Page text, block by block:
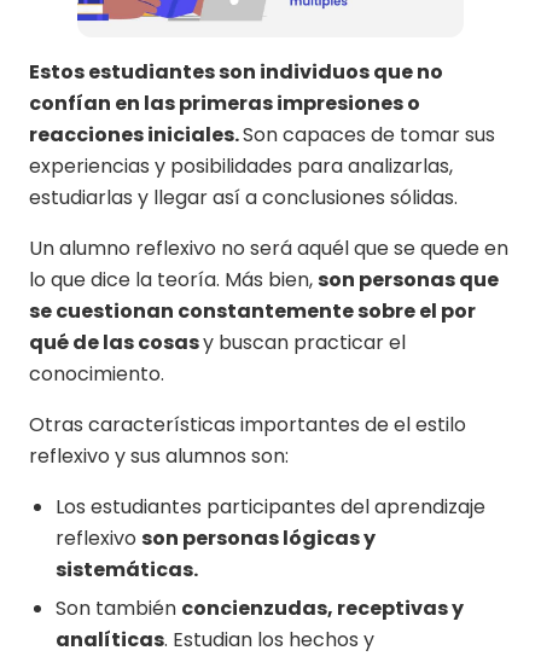
Estos estudiantes son individuos que no
confían en las primeras impresiones o
reacciones iniciales.Son capaces de tomar sus
experiencias y posibilidades para analizarlas,
estudiarlas y llegar así a conclusiones sólidas.
Un alumno reflexivo no será aquél que se quede en
lo que dice la teoría. Más bien,son personas que
se cuestionan constantemente sobre el por
qué de las cosasy buscan practicar el
conocimiento.
Otras características importantes de el estilo
reflexivo y sus alumnos son:
Los estudiantes participantes del aprendizaje
reflexivo son personas lógicas y
sistemáticas.
Son también concienzudas, receptivas y
analíticas. Estudian los hechos y